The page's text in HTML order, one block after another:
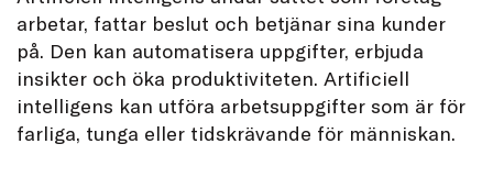
arbetar, fattar beslut och betjänar sina kunder
på. Den kan automatisera uppgifter, erbjuda
insikter och öka produktiviteten. Artificiell
intelligens kan utföra arbetsuppgifter som är för
farliga, tunga eller tidskrävande för människan.